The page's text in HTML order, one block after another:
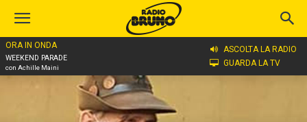
ORA IN ONDA
WEEKEND PARADE
con Achille Maini
ASCOLTA LA RADIO
GUARDA LA TV
Home